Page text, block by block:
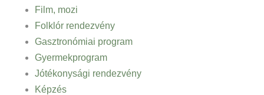
Film, mozi
Folklór rendezvény
Gasztronómiai program
Gyermekprogram
Jótékonysági rendezvény
Képzés